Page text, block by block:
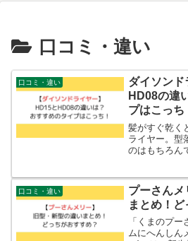
口コミ・違い
口コミ・違い
ダイソンド
HD08の違
プはこっち
髪がすぐ乾く
ライヤー。型
のはもちろん
と旧型との違
はないでし
イヤーであれ
おすすめなの
口コミ・違い
プーさん
まとめ！
「くまのプ
ムにへんしん